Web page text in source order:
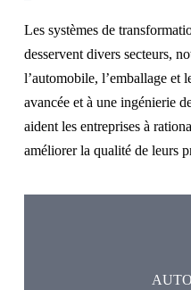
Les systèmes de
desservent divers secteurs,
l’automobile, l’emballage et
avancée et à une ingénierie
aident les entreprises à
améliorer la qualité de leurs